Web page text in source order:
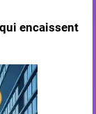
encaissent